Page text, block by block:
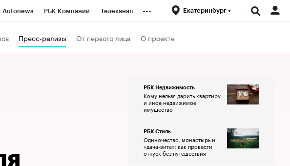
Autonews РБК Компании Телеканал ... Екатеринбург
Пресс-релизы От первого лица О проекте
РБК Недвижимость
Кому нельзя дарить квартиру
и иное недвижимое
имущество
РБК Стиль
Одиночество, монастырь и
«дача-вита»: как провести
отпуск без путешествия